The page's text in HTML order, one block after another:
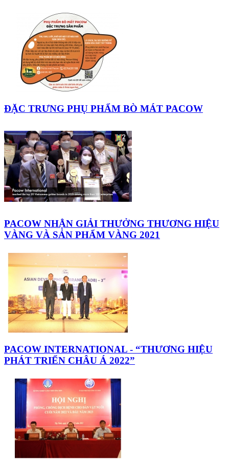
ĐẶC TRƯNG PHỤ PHẨM BÒ MÁT PACOW
PACOW NHẬN GIẢI THƯỞNG THƯƠNG HIỆU
VÀNG VÀ SẢN PHẨM VÀNG 2021
PACOW INTERNATIONAL - “THƯƠNG HIỆU
PHÁT TRIỂN CHÂU Á 2022”